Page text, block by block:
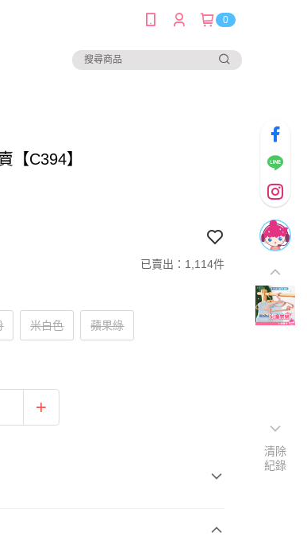
0
【C394】
已賣出：1,114件
米白色 蘋果綠
清除
紀錄